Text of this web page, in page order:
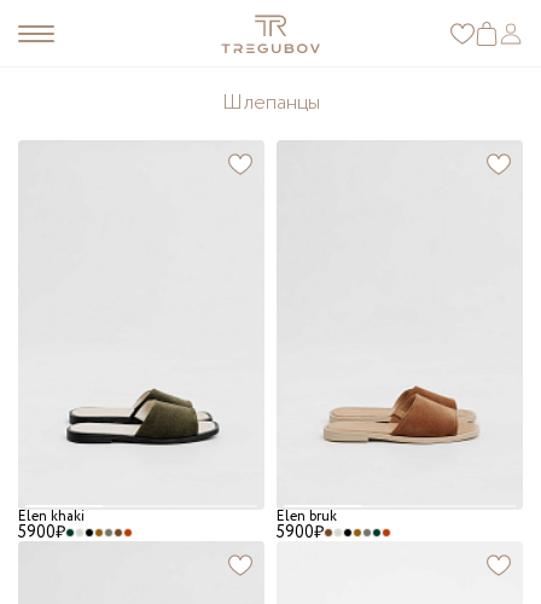
Шлепанцы
Elen khaki
5900₽
Elen bruk
5900₽